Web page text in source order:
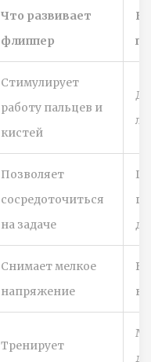
Что развивает
флиппер
Стимулирует
работу пальцев и
кистей
Позволяет
сосредоточиться
на задаче
Снимает мелкое
напряжение
Тренирует